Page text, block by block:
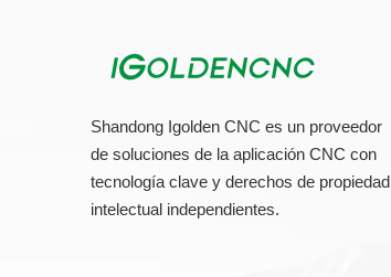
Shandong Igolden CNC es un proveedor
de soluciones de la aplicación CNC con
tecnología clave y derechos de propiedad
intelectual independientes.